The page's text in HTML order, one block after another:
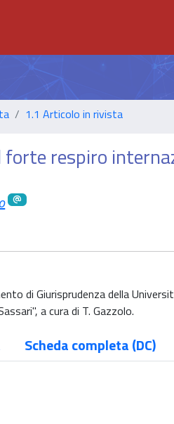
1.1 Articolo in rivista
forte respiro
di Giurisprudenza della
a cura di T. Gazzolo.
Scheda completa (DC)